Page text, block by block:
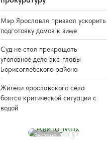
Мэр Ярославля призвал ускорить
подготовку домов к зиме
Суд не стал прекращать
уголовное дело экс-главы
Борисоглебского района
Жители ярославского села
боятся критической ситуации с
водой
Реклама